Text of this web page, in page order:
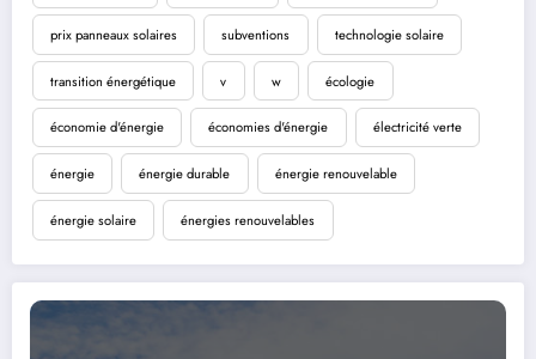
prix panneaux solaires subventions technologie solaire
transition énergétique v w écologie
économie d'énergie économies d'énergie électricité verte
énergie énergie durable énergie renouvelable
énergie solaire énergies renouvelables